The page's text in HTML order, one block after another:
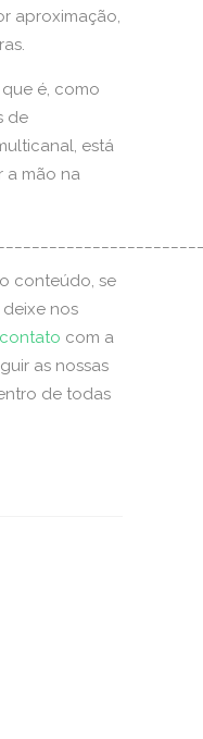
aproximação,
é, como
de
está
a mão na
conteúdo, se
nos
contato com a
as nossas
de todas